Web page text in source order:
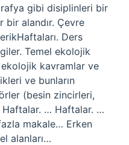
gibi disiplinleri bir
alandır. Çevre
Ders
Temel ekolojik
kavramlar ve
ve bunların
(besin zincirleri,
Haftalar. … Haftalar. …
makale… Erken
alanları…